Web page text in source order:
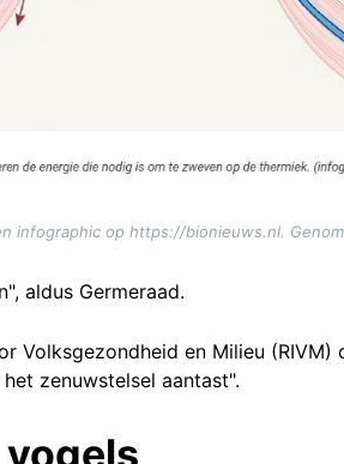
infographic op https://bionieuws.nl.
aldus Germeraad.
Volksgezondheid en Milieu
zenuwstelsel aantast".